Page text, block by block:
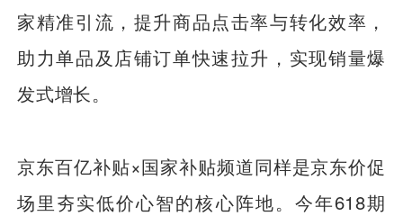
家精准引流，提升商品点击率与转化效率，
助力单品及店铺订单快速拉升，实现销量爆
发式增长。
京东百亿补贴×国家补贴频道同样是京东价促
场里夯实低价心智的核心阵地。今年618期